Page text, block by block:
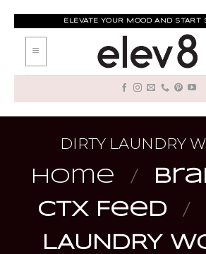
content
ELEVATE YOUR MOOD AND START
DIRTY LAUNDRY
Home /
CTX Feed
/
LAUNDRY